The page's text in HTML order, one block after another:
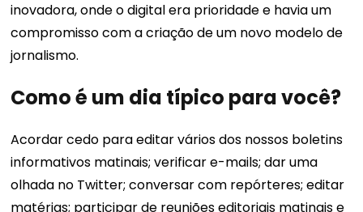
inovadora, onde o digital era prioridade e havia um
compromisso com a criação de um novo modelo de
jornalismo.
Como é um dia típico para você?
Acordar cedo para editar vários dos nossos boletins
informativos matinais; verificar e-mails; dar uma
olhada no Twitter; conversar com repórteres; editar
matérias; participar de reuniões editoriais matinais e